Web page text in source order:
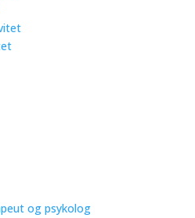
og psykolog